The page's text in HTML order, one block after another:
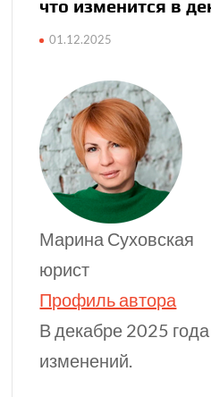
что изменится в
01.12.2025
Марина Суховская
юрист
Профиль автора
В декабре 2025
изменений.